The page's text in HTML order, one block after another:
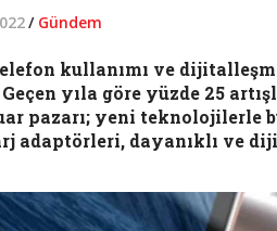
/ Gündem
kullanımı ve
yıla göre yüzde 25
pazarı; yeni teknolojilerle
adaptörleri, dayanıklı ve